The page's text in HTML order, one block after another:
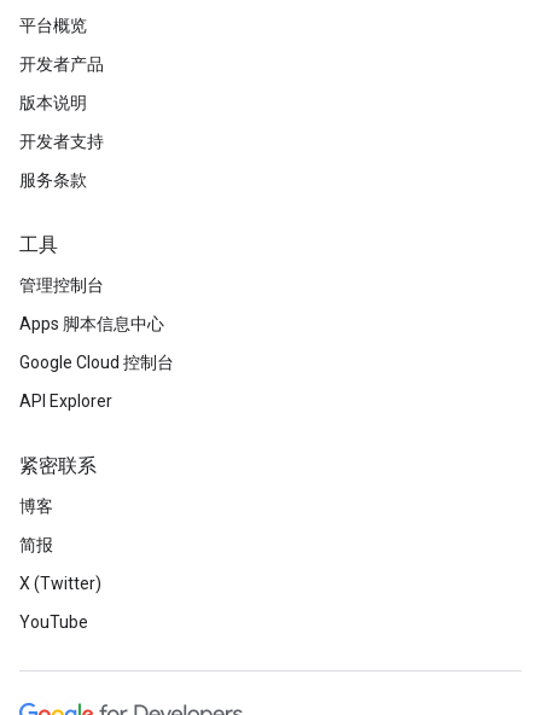
平台概览
开发者产品
版本说明
开发者支持
服务条款
工具
管理控制台
Apps 脚本信息中心
Google Cloud 控制台
API Explorer
紧密联系
博客
简报
X (Twitter)
YouTube